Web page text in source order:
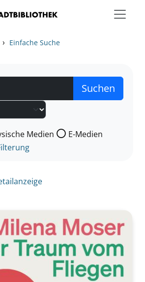
› Einfache Suche
Medienart nach der Sie suchen wollen.
Medien
E-Medien